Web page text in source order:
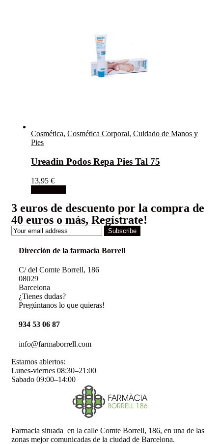
Cosmética, Cosmética Corporal, Cuidado de Manos y
Pies
Ureadin Podos Repa Pies Tal 75
13,95 €
3 euros de descuento por la compra de
40 euros o más, Regístrate!
Subscribe
Dirección de la farmacia Borrell
C/ del Comte Borrell, 186
08029
Barcelona
¿Tienes dudas?
Pregúntanos lo que quieras!
934 53 06 87
info@farmaborrell.com
Estamos abiertos:
Lunes-viernes 08:30–21:00
Sabado 09:00–14:00
Farmacia situada en la calle Comte Borrell, 186, en una de las
zonas mejor comunicadas de la ciudad de Barcelona.